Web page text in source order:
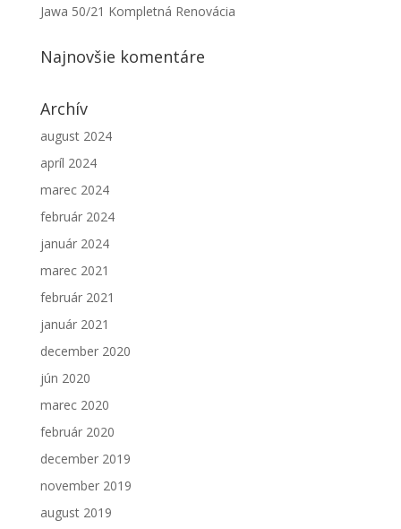
Jawa 50/21 Kompletná Renovácia
Najnovšie komentáre
Archív
august 2024
apríl 2024
marec 2024
február 2024
január 2024
marec 2021
február 2021
január 2021
december 2020
jún 2020
marec 2020
február 2020
december 2019
november 2019
august 2019
Nevyhnutné
cookie nie
sú voliteľné.
Sú potrebné
fungovanie
webovej
Štatistiky
mohli
funkčnosť
webovej
stránky na
spôsobu
používania
stránky.